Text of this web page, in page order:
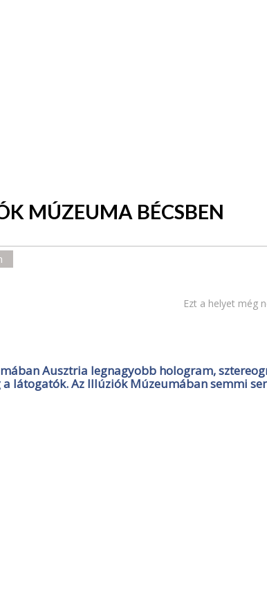
MÚZEUMA BÉCSBEN
Ezt a helyet még
Ausztria legnagyobb hologram,
látogatók. Az Illúziók Múzeumában semmi